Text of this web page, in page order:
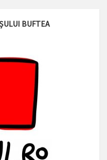
BUFTEA